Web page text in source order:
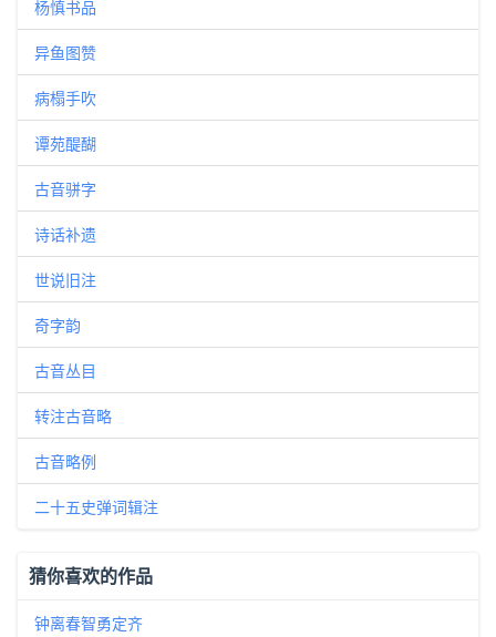
杨慎书品
异鱼图赞
病榻手吹
谭苑醍醐
古音骈字
诗话补遗
世说旧注
奇字韵
古音丛目
转注古音略
古音略例
二十五史弹词辑注
猜你喜欢的作品
钟离春智勇定齐